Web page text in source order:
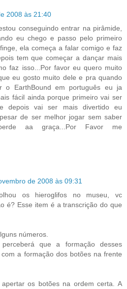
2008 às 21:40
conseguindo entrar na pirâmide,
eu chego e passo pelo primeiro
ela começa a falar comigo e faz
tem que começar a dançar mais
faz isso...Por favor eu quero muito
eu gosto muito dele e pra quando
o EarthBound em português eu ja
fácil ainda porque primeiro vai ser
depois vai ser mais divertido eu
de ser melhor jogar sem saber
aa graça...Por Favor me
de 2008 às 09:31
os hieroglifos no museu, vc
é? Esse item é a transcrição do que
números.
que a formação desses
a formação dos botões na frente
os botões na ordem certa. A